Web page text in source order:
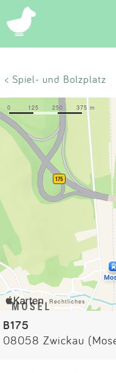
< Spiel- und Bolzplatz
B175
08058 Zwickau